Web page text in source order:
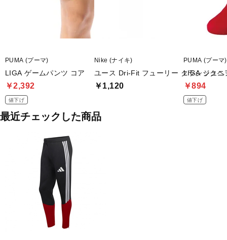
PUMA (プーマ)
LIGA ゲームパンツ コア
￥2,392
値下げ
Nike (ナイキ)
ユース Dri-Fit フューリー クラシックヘ
￥1,120
PUMA (プーマ)
LIGA ジュニ
￥894
値下げ
最近チェックした商品